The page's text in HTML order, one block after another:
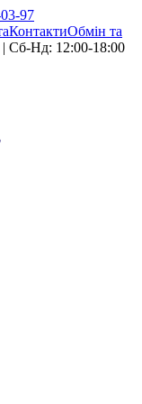
97
КонтактиОбмін та
Сб-Нд: 12:00-18:00